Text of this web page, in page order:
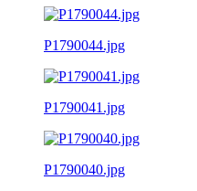
P1790044.jpg
P1790041.jpg
P1790040.jpg